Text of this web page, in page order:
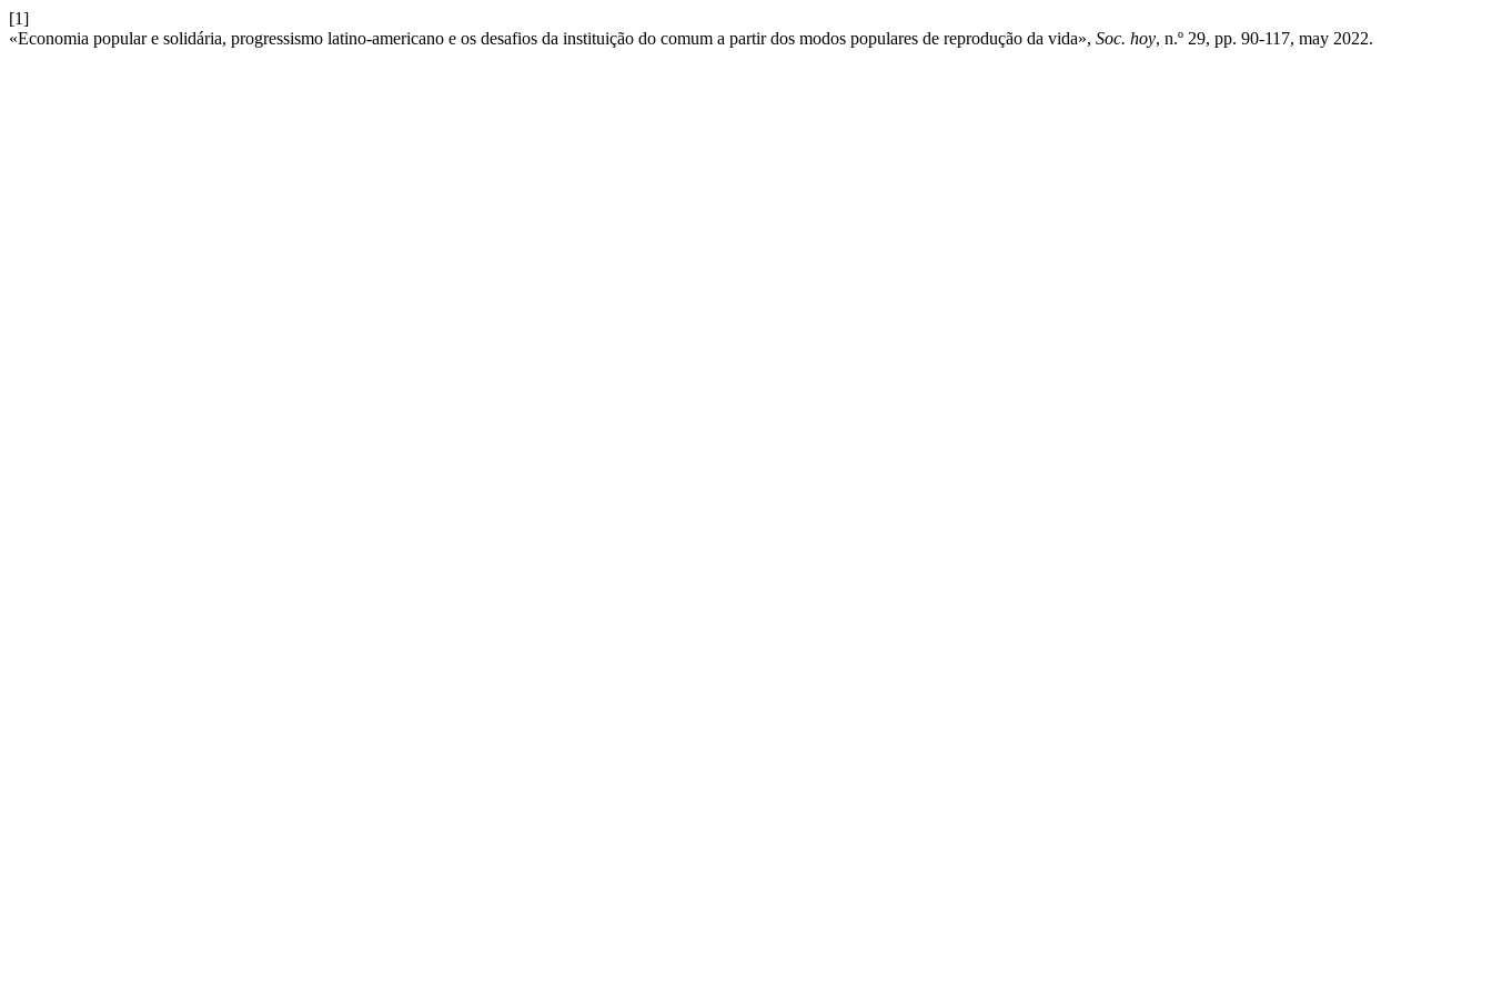
[1]
«Economia popular e solidária, progressismo latino-americano e os desafios da instituição do comum a partir dos modos populares de reprodução da vida», Soc. hoy, n.º 29, pp. 90-117, may 2022.